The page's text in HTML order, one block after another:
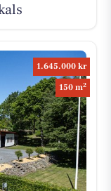
1.645.000 kr
150 m2